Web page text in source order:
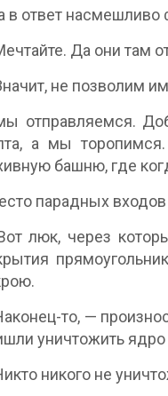
в ответ насмешливо
Да они там
не позволим
отправляемся.
а мы
башню, где
парадных
люк, через
то, —
уничтожить
никого не